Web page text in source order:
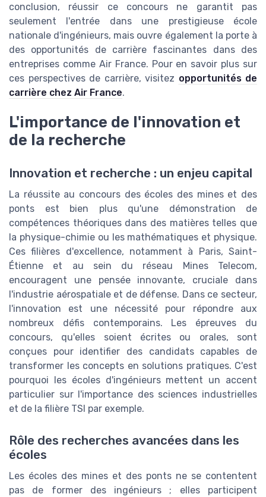
conclusion, réussir ce concours ne garantit pas
seulement l'entrée dans une prestigieuse école
nationale d'ingénieurs, mais ouvre également la porte à
des opportunités de carrière fascinantes dans des
entreprises comme Air France. Pour en savoir plus sur
ces perspectives de carrière, visitez opportunités de
carrière chez Air France.
L'importance de l'innovation et
de la recherche
Innovation et recherche : un enjeu capital
La réussite au concours des écoles des mines et des
ponts est bien plus qu'une démonstration de
compétences théoriques dans des matières telles que
la physique-chimie ou les mathématiques et physique.
Ces filières d'excellence, notamment à Paris, Saint-
Étienne et au sein du réseau Mines Telecom,
encouragent une pensée innovante, cruciale dans
l'industrie aérospatiale et de défense. Dans ce secteur,
l'innovation est une nécessité pour répondre aux
nombreux défis contemporains. Les épreuves du
concours, qu'elles soient écrites ou orales, sont
conçues pour identifier des candidats capables de
transformer les concepts en solutions pratiques. C'est
pourquoi les écoles d'ingénieurs mettent un accent
particulier sur l'importance des sciences industrielles
et de la filière TSI par exemple.
Rôle des recherches avancées dans les
écoles
Les écoles des mines et des ponts ne se contentent
pas de former des ingénieurs ; elles participent